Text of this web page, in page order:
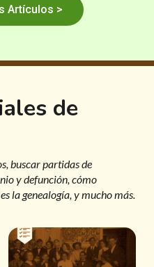
Artículos >
de
buscar partidas de
y defunción, cómo
la genealogía, y mucho más.